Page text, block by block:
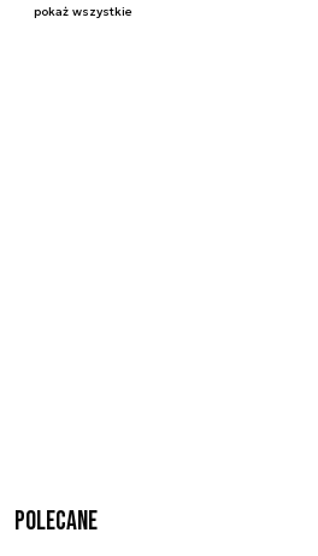
pokaż wszystkie
Polecane